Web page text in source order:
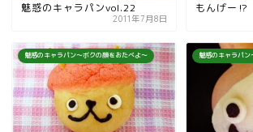
魅惑のキャラパンvol.22
2011年7月8日
もんげー⁉︎
魅惑のキャラパン～ボクの顔をおたべよ～ 魅惑のキャラパ